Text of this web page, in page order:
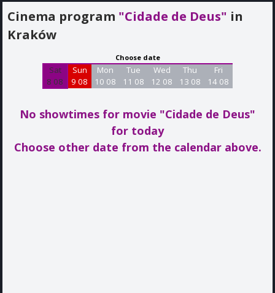
Cinema program "Cidade de Deus" in
Kraków
Choose date
Sat
8 08
Sun
9 08
Mon
10 08
Tue
11 08
Wed
12 08
Thu
13 08
Fri
14 08
No showtimes for movie "Cidade de Deus"
for today
Choose other date from the calendar above.